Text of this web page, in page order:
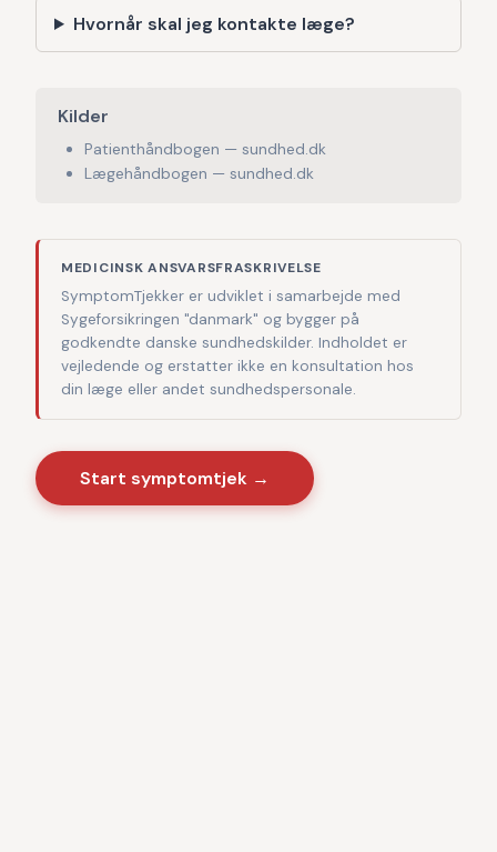
Hvornår skal jeg kontakte læge?
Kilder
Patienthåndbogen — sundhed.dk
Lægehåndbogen — sundhed.dk
MEDICINSK ANSVARSFRASKRIVELSE
SymptomTjekker er udviklet i samarbejde med
Sygeforsikringen "danmark" og bygger på
godkendte danske sundhedskilder. Indholdet er
vejledende og erstatter ikke en konsultation hos
din læge eller andet sundhedspersonale.
Start symptomtjek →